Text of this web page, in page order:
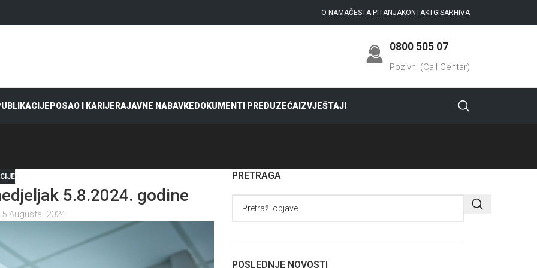
O NAMAČESTA PITANJAKONTAKTGISARHIVA
0800 505 07
Pozivni (Call Centar)
POSAO I KARIJERAJAVNE NABAVKEDOKUMENTI PREDUZEĆAIZVJEŠTAJI
5.8.2024. godine
5 Augusta, 2024
PRETRAGA
POSLEDNJE NOVOSTI